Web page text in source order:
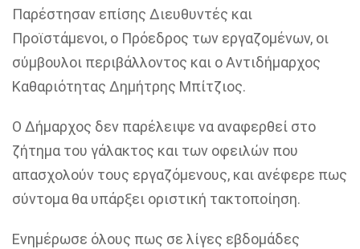
Παρέστησαν επίσης Διευθυντές και
Προϊστάμενοι, ο Πρόεδρος των εργαζομένων, οι
σύμβουλοι περιβάλλοντος και ο Αντιδήμαρχος
Καθαριότητας Δημήτρης Μπίτζιος.
Ο Δήμαρχος δεν παρέλειψε να αναφερθεί στο
ζήτημα του γάλακτος και των οφειλών που
απασχολούν τους εργαζόμενους, και ανέφερε πως
σύντομα θα υπάρξει οριστική τακτοποίηση.
Ενημέρωσε όλους πως σε λίγες εβδομάδες